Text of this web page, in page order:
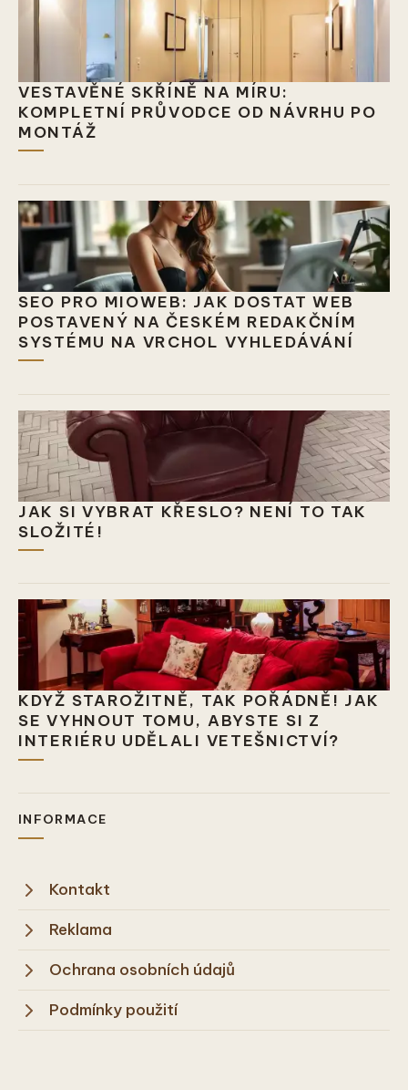
VESTAVĚNÉ SKŘÍNĚ NA MÍRU:
KOMPLETNÍ PRŮVODCE OD NÁVRHU PO
MONTÁŽ
SEO PRO MIOWEB: JAK DOSTAT WEB
POSTAVENÝ NA ČESKÉM REDAKČNÍM
SYSTÉMU NA VRCHOL VYHLEDÁVÁNÍ
JAK SI VYBRAT KŘESLO? NENÍ TO TAK
SLOŽITÉ!
KDYŽ STAROŽITNĚ, TAK POŘÁDNĚ! JAK
SE VYHNOUT TOMU, ABYSTE SI Z
INTERIÉRU UDĚLALI VETEŠNICTVÍ?
INFORMACE
Kontakt
Reklama
Ochrana osobních údajů
Podmínky použití